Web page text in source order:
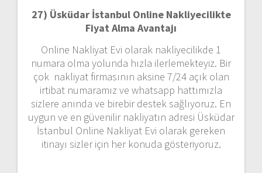
27) Üsküdar İstanbul Online Nakliyecilikte
Fiyat Alma Avantajı
Online Nakliyat Evi olarak nakliyecilikde 1
numara olma yolunda hızla ilerlemekteyiz. Bir
çok nakliyat firmasının aksine 7/24 açık olan
irtibat numaramız ve whatsapp hattımızla
sizlere anında ve birebir destek sağlıyoruz. En
uygun ve en güvenilir nakliyatın adresi Üsküdar
İstanbul Online Nakliyat Evi olarak gereken
itinayı sizler için her konuda gösteriyoruz.